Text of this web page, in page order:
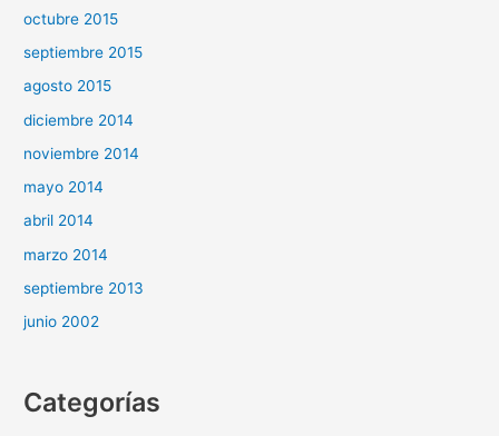
octubre 2015
septiembre 2015
agosto 2015
diciembre 2014
noviembre 2014
mayo 2014
abril 2014
marzo 2014
septiembre 2013
junio 2002
Categorías